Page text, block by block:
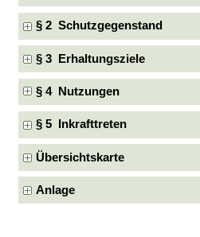
§ 2 Schutzgegenstand
§ 3 Erhaltungsziele
§ 4 Nutzungen
§ 5 Inkrafttreten
Übersichtskarte
Anlage